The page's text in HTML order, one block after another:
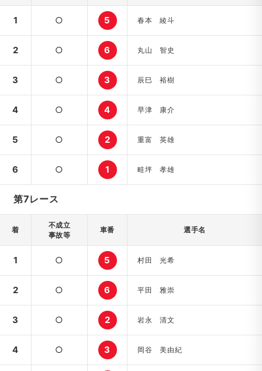
1 ○ 5 春本 綾斗
2 ○ 6 丸山 智史
3 ○ 3 辰巳 裕樹
4 ○ 4 早津 康介
5 ○ 2 重富 英雄
6 ○ 1 畦坪 孝雄
第7レース
着
不成立
事故等
車番 選手名
1 ○ 5 村田 光希
2 ○ 6 平田 雅崇
3 ○ 2 岩永 清文
4 ○ 3 岡谷 美由紀